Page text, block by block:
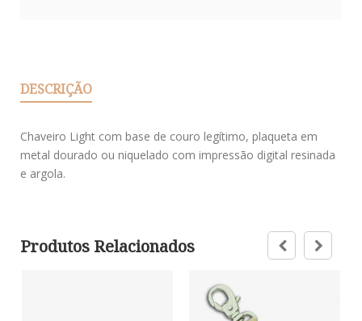
DESCRIÇÃO
Chaveiro Light com base de couro legítimo, plaqueta em
metal dourado ou niquelado com impressão digital resinada
e argola.
Produtos Relacionados